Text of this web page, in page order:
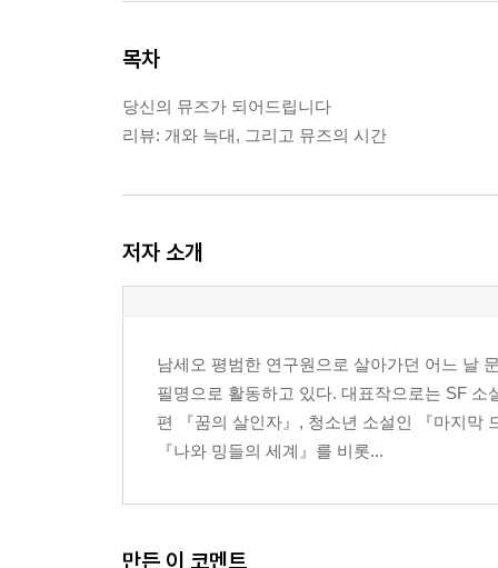
목차
당신의 뮤즈가 되어드립니다
리뷰: 개와 늑대, 그리고 뮤즈의 시간
저자 소개
남세오 평범한 연구원으로 살아가던 어느 날
필명으로 활동하고 있다. 대표작으로는 SF
편 『꿈의 살인자』, 청소년 소설인 『마지막
『나와 밍들의 세계』를 비롯...
만든 이 코멘트